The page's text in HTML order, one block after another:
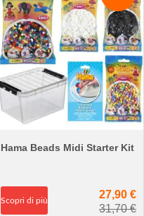
Hama Beads Midi Starter Kit
Scopri di più
27,90 €
31,70 €